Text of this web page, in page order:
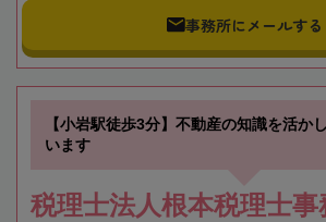
事務所にメールする
【小岩駅徒歩3分】不動産の知識を活か
います
税理士法人根本税理士